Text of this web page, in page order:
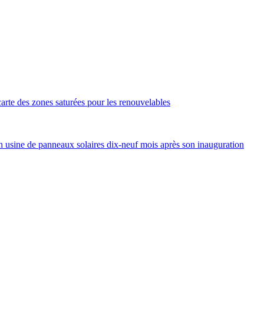
des zones saturées pour les renouvelables
usine de panneaux solaires dix-neuf mois après son inauguration